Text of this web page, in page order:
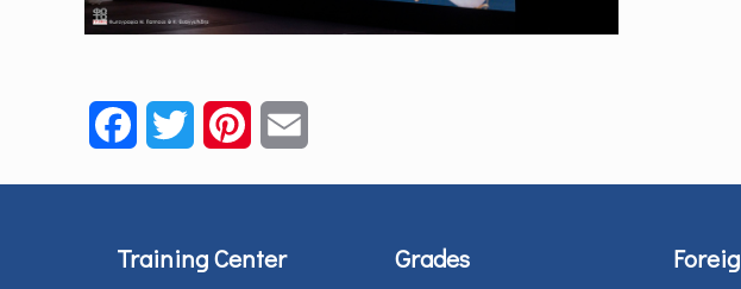
FacebookTwitter Pinterest
Training Center Grades